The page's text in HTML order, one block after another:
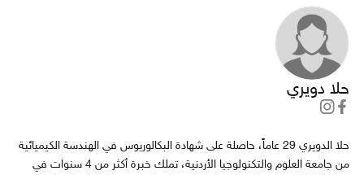
حلا دويري
حلا الدويري 29 عاماً، حاصلة على شهادة البكالوريوس في الهندسة الكيميائية
من جامعة العلوم والتكنولوجيا الأردنية، تملك خبرة أكثر من 4 سنوات في